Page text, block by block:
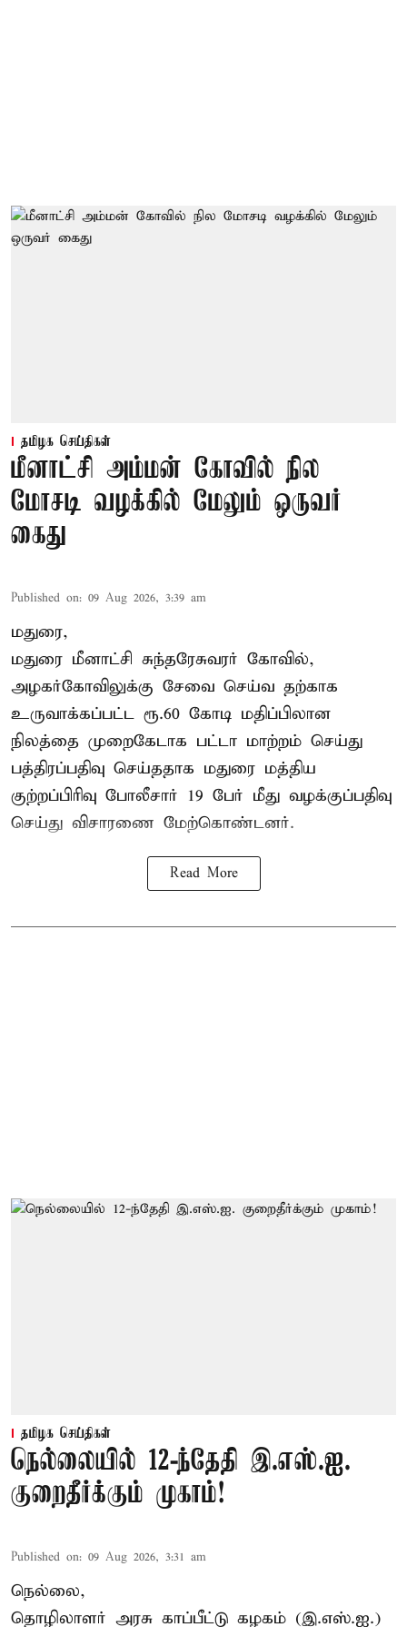
தமிழக செய்திகள்
மீனாட்சி அம்மன் கோவில் நில
மோசடி வழக்கில் மேலும் ஒருவர்
கைது
Published on: 09 Aug 2026, 3:39 am
மதுரை,
மதுரை மீனாட்சி சுந்தரேசுவரர் கோவில்,
அழகர்கோவிலுக்கு சேவை செய்வ தற்காக
உருவாக்கப்பட்ட ரூ.60 கோடி மதிப்பிலான
நிலத்தை முறைகேடாக பட்டா மாற்றம் செய்து
பத்திரப்பதிவு செய்ததாக மதுரை மத்திய
குற்றப்பிரிவு போலீசார் 19 பேர் மீது வழக்குப்பதிவு
செய்து விசாரணை மேற்கொண்டனர்.
Read More
தமிழக செய்திகள்
நெல்லையில் 12-ந்தேதி இ.எஸ்.ஐ.
குறைதீர்க்கும் முகாம்!
Published on: 09 Aug 2026, 3:31 am
நெல்லை,
தொழிலாளர் அரசு காப்பீட்டு கழகம் (இ.எஸ்.ஐ.)